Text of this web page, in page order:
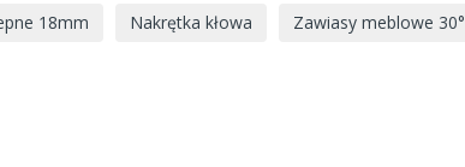
18mm Nakrętka kłowa
Zawiasy meblowe 30°